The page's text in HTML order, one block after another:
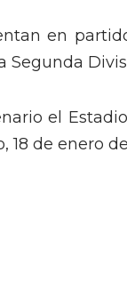
en
Segunda
el
18 de enero